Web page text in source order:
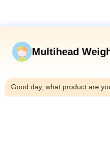
Multihead
Good day, what product are